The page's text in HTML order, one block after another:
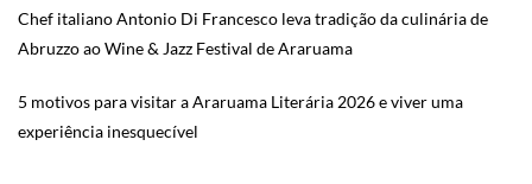
Chef italiano Antonio Di Francesco leva tradição da culinária de
Abruzzo ao Wine & Jazz Festival de Araruama
5 motivos para visitar a Araruama Literária 2026 e viver uma
experiência inesquecível